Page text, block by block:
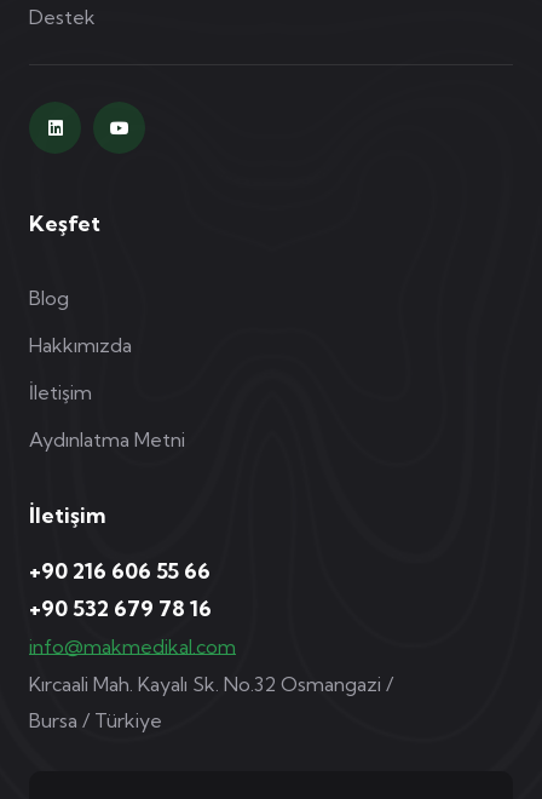
Destek
Keşfet
Blog
Hakkımızda
İletişim
Aydınlatma Metni
İletişim
+90 216 606 55 66
+90 532 679 78 16
info@makmedikal.com
Kırcaali Mah. Kayalı Sk. No.32 Osmangazi /
Bursa / Türkiye